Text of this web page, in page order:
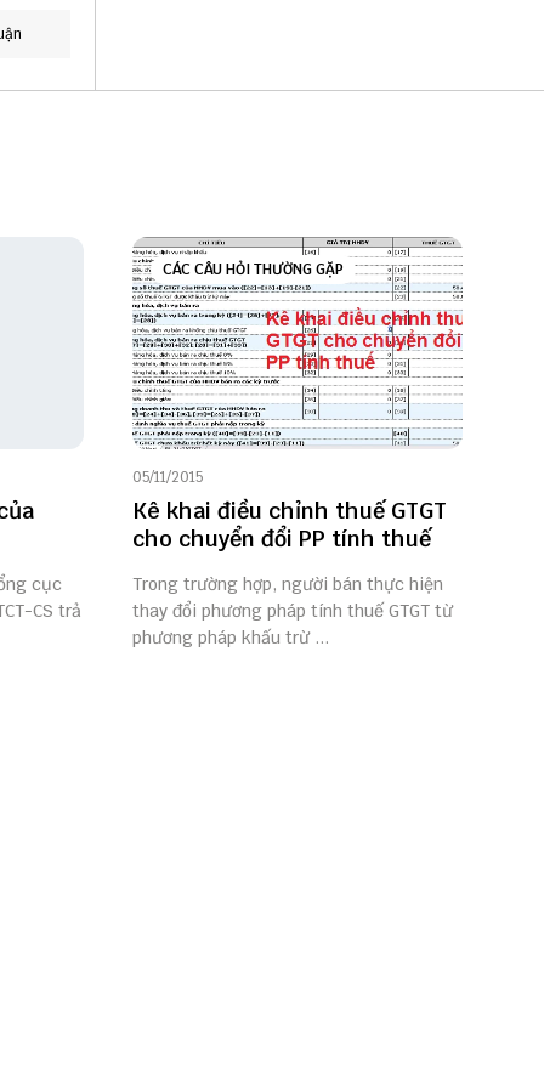
cục
CS trả
CÁC CÂU HỎI THƯỜNG GẶP
05/11/2015
Kê khai điều chỉnh thuế GTGT
cho chuyển đổi PP tính thuế
Trong trường hợp, người bán thực hiện
thay đổi phương pháp tính thuế GTGT từ
phương pháp khấu trừ ...